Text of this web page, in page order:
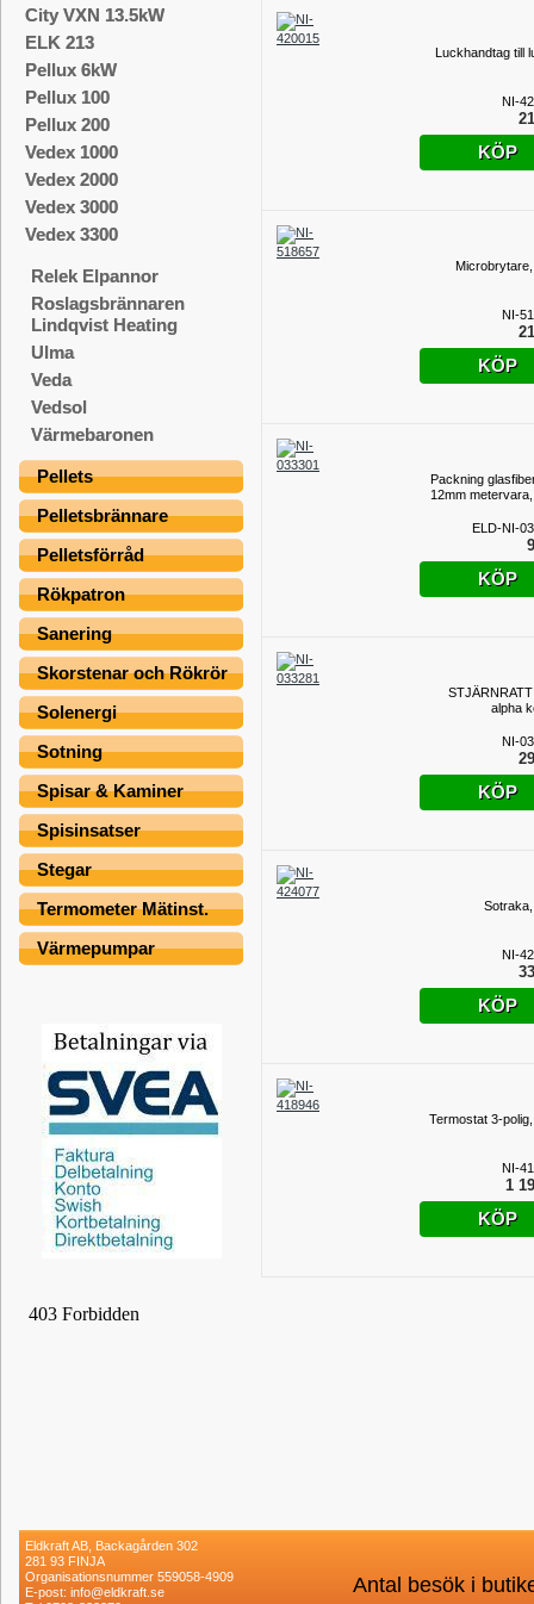
City VXN 13.5kW
ELK 213
Pellux 6kW
Pellux 100
Pellux 200
Vedex 1000
Vedex 2000
Vedex 3000
Vedex 3300
Relek Elpannor
Roslagsbrännaren
Lindqvist Heating
Ulma
Veda
Vedsol
Värmebaronen
Pellets
Pelletsbrännare
Pelletsförråd
Rökpatron
Sanering
Skorstenar och Rökrör
Solenergi
Sotning
Spisar & Kaminer
Spisinsatser
Stegar
Termometer Mätinst.
Värmepumpar
Luckhandtag till
NI-
KÖP
NI-
KÖP
Packning
12mm
ELD-NI-
KÖP
alpha
NI-
KÖP
NI-
KÖP
Termostat 3-
NI-
1
KÖP
Eldkraft AB, Backagården 302
281 93 FINJA
Organisationsnummer 559058-4909
E-post: info@eldkraft.se
Antal besök i